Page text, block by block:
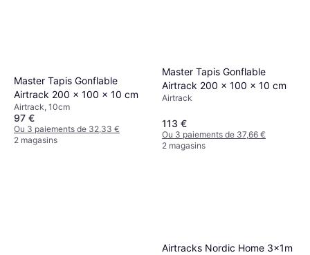
Master Tapis Gonflable
Airtrack 200 x 100 x 10 cm
Airtrack, 10cm
97 €
Ou 3 paiements de 32,33 €
2 magasins
Master Tapis Gonflable
Airtrack 200 x 100 x 10 cm
Airtrack
113 €
Ou 3 paiements de 37,66 €
2 magasins
Airtracks Nordic Home 3x1m